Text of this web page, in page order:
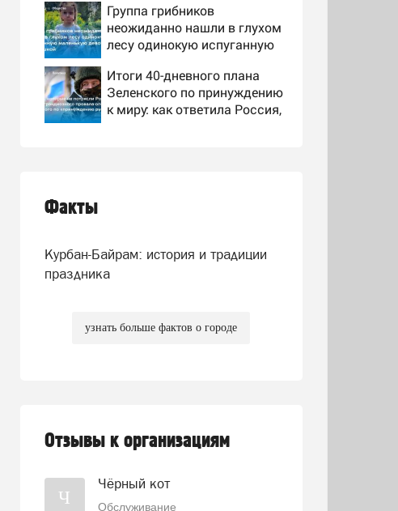
слезы
Группа грибников
неожиданно нашли в глухом
лесу одинокую испуганную
игрушкой
Итоги 40-дневного плана
Зеленского по принуждению
к миру: как ответила Россия,
кости и органы
Факты
Курбан-Байрам: история и традиции
праздника
узнать больше фактов о городе
Отзывы к организациям
Ч
Чёрный кот
Обслуживание